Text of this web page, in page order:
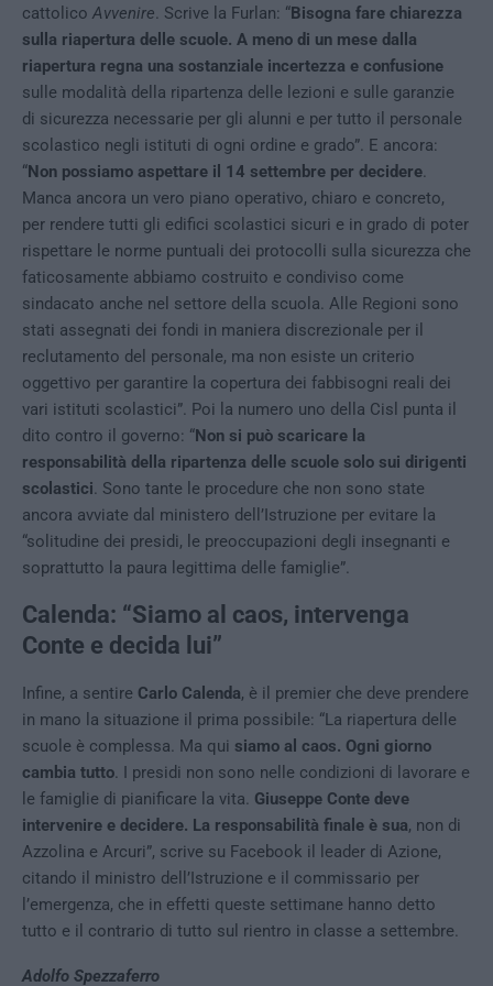
cattolico Avvenire . Scrive la Furlan: “Bisogna fare chiarezza
sulla riapertura delle scuole. A meno di un mese dalla
riapertura regna una sostanziale incertezza e confusione
sulle modalità della ripartenza delle lezioni e sulle garanzie
di sicurezza necessarie per gli alunni e per tutto il personale
scolastico negli istituti di ogni ordine e grado”. E ancora:
“Non possiamo aspettare il 14 settembre per decidere
Manca ancora un vero piano operativo, chiaro e concreto,
per rendere tutti gli edifici scolastici sicuri e in grado di poter
rispettare le norme puntuali dei protocolli sulla sicurezza che
faticosamente abbiamo costruito e condiviso come
sindacato anche nel settore della scuola. Alle Regioni sono
stati assegnati dei fondi in maniera discrezionale per il
reclutamento del personale, ma non esiste un criterio
oggettivo per garantire la copertura dei fabbisogni reali dei
vari istituti scolastici”. Poi la numero uno della Cisl punta il
dito contro il governo: “Non si può scaricare la
responsabilità della ripartenza delle scuole solo sui dirigenti
scolastici . Sono tante le procedure che non sono state
ancora avviate dal ministero dell’Istruzione per evitare la
“solitudine dei presidi, le preoccupazioni degli insegnanti e
soprattutto la paura legittima delle famiglie”.
Calenda: “Siamo al caos, intervenga
Conte e decida lui”
Infine, a sentire Carlo Calenda, è il premier che deve prendere
in mano la situazione il prima possibile: “La riapertura delle
scuole è complessa. Ma qui siamo al caos. Ogni giorno
cambia tutto . I presidi non sono nelle condizioni di lavorare e
le famiglie di pianificare la vita. Giuseppe Conte deve
intervenire e decidere. La responsabilità finale è sua, non di
Azzolina e Arcuri”, scrive su Facebook il leader di Azione,
citando il ministro dell’Istruzione e il commissario per
l’emergenza, che in effetti queste settimane hanno detto
tutto e il contrario di tutto sul rientro in classe a settembre.
Adolfo Spezzaferro